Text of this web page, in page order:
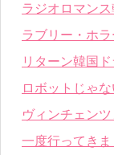
ラジオロマン
ラブリー・ホ
リターン韓国
ロボットじゃな
ヴィンチェンツ
一度行ってきま